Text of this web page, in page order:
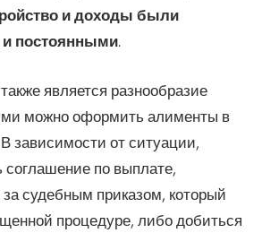
и доходы были
постоянными.
является разнообразие
можно оформить алименты в
зависимости от ситуации,
по выплате,
за судебным приказом, который
процедуре, либо добиться